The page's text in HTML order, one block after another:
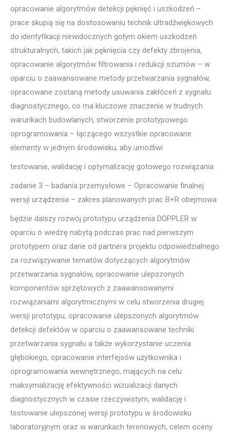
opracowanie algorytmów detekcji pęknięć i uszkodzeń –
prace skupią się na dostosowaniu technik ultradźwiękowych
do identyfikacji niewidocznych gołym okiem uszkodzeń
strukturalnych, takich jak pęknięcia czy defekty zbrojenia,
opracowanie algorytmów filtrowania i redukcji szumów – w
oparciu o zaawansowane metody przetwarzania sygnałów,
opracowane zostaną metody usuwania zakłóceń z sygnału
diagnostycznego, co ma kluczowe znaczenie w trudnych
warunkach budowlanych, stworzenie prototypowego
oprogramowania – łączącego wszystkie opracowane
elementy w jednym środowisku, aby umożliwi
testowanie, walidację i optymalizację gotowego rozwiązania.
zadanie 3 – badania przemysłowe – Opracowanie finalnej
wersji urządzenia – zakres planowanych prac B+R obejmowa
będzie dalszy rozwój prototypu urządzenia DOPPLER w
oparciu o wiedzę nabytą podczas prac nad pierwszym
prototypem oraz dane od partnera projektu odpowiedzialnego
za rozwiązywanie tematów dotyczących algorytmów
przetwarzania sygnałów, opracowanie ulepszonych
komponentów sprzętowych z zaawansowanymi
rozwiązaniami algorytmicznymi w celu stworzenia drugiej
wersji prototypu, opracowanie ulepszonych algorytmów
detekcji defektów w oparciu o zaawansowane techniki
przetwarzania sygnału a także wykorzystanie uczenia
głębokiego, opracowanie interfejsów użytkownika i
oprogramowania wewnętrznego, mających na celu
maksymalizację efektywności wizualizacji danych
diagnostycznych w czasie rzeczywistym, walidację i
testowanie ulepszonej wersji prototypu w środowisku
laboratoryjnym oraz w warunkach terenowych, celem oceny